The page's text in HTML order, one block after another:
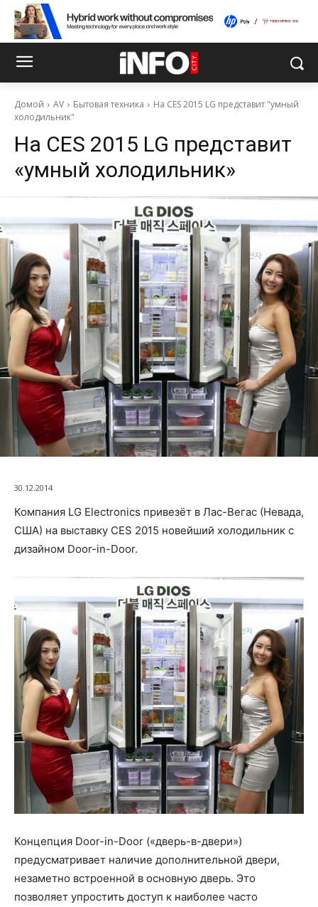
Домой AV Бытовая техника
На CES 2015 LG представит "умный
холодильник"
На CES 2015 LG представит
«умный холодильник»
30.12.2014
Компания LG Electronics привезёт в Лас-Вегас (Невада,
США) на выставку CES 2015 новейший холодильник с
дизайном Door-in-Door.
Концепция Door-in-Door («дверь-в-двери»)
предусматривает наличие дополнительной двери,
незаметно встроенной в основную дверь. Это
позволяет упростить доступ к наиболее часто